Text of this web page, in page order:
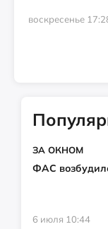
воскресенье
ЗА ОКНОМ
ФАС
6 июля 10:44